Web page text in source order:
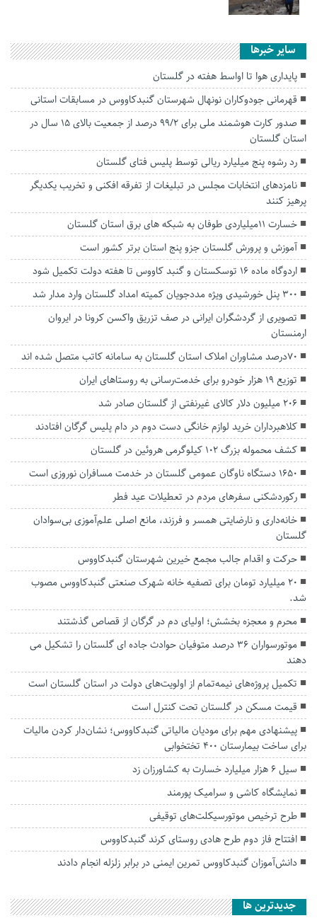
سایر خبرها
پایداری هوا تا اواسط هفته در گلستان
قهرمانی جودوکاران نونهال شهرستان گنبدکاووس در مسابقات استانی
صدور کارت هوشمند ملی برای ۹۹/2 درصد از جمعیت بالای ۱۵ سال در
استان گلستان
رد رشوه پنج میلیارد ریالی توسط پلیس فتای گلستان
نامزد‌های انتخابات مجلس در تبلیغات از تفرقه افکنی و تخریب یکدیگر
پرهیز کنند
خسارت ۱۱میلیاردی طوفان به شبکه های برق استان گلستان
آموزش و پرورش گلستان جزو پنج استان برتر کشور است
اردوگاه ماده ۱۶ توسکستان و گنبد کاووس تا هفته دولت تکمیل شود
۳۰۰ پنل خورشیدی ویژه مددجویان کمیته امداد گلستان وارد مدار شد
تصویری از گردشگران ایرانی در صف تزریق واکسن کرونا در ایروان
ارمنستان
۷٠درصد مشاوران املاک استان گلستان به سامانه کاتب متصل شده اند
توزیع ۱۹ هزار خودرو برای خدمت‌رسانی به روستاهای ایران
۲۰۶ میلیون دلار کالای غیرنفتی از گلستان صادر شد
کلاهبرداران خرید لوازم خانگی دست دوم در دام پلیس گرگان افتادند
کشف محموله بزرگ ۱۰۲ کیلوگرمی هروئین در گلستان
۱۶۵۰ دستگاه ناوگان عمومی گلستان در خدمت مسافران نوروزی است
رکوردشکنی سفرهای مردم در تعطیلات عید فطر
خانه‌داری و نارضایتی همسر و فرزند، مانع اصلی علم‌آموزی بی‌سوادان
گلستان
حرکت و اقدام‌ جالب مجمع خیرین شهرستان گنبدکاووس
۲۰ میلیارد تومان برای تصفیه خانه شهرک صنعتی گنبدکاووس مصوب
شد.
محرم و معجزه بخشش؛ اولیای دم در گرگان از قصاص گذشتند
موتورسواران ۳۶ درصد متوفیان حوادث جاده ای گلستان را تشکیل می
دهند
تکمیل پروژه‌های نیمه‌تمام از اولویت‌های دولت در استان گلستان است
قیمت مسکن در گلستان تحت کنترل است
پیشنهادی مهم برای مودیان مالیاتی گنبدکاووس؛ نشان‌دار کردن مالیات
برای ساخت بیمارستان ۴۰۰ تختخوابی
سیل ۶ هزار میلیارد خسارت به کشاورزان زد
نمایشگاه کاشی و سرامیک پورمند
طرح ترخیص موتورسیکلت‌های توقیفی
افتتاح فاز دوم طرح هادی روستای کرند گنبدکاووس
دانش‌آموزان گنبدکاووس تمرین ایمنی در برابر زلزله انجام دادند
جديدترين ها